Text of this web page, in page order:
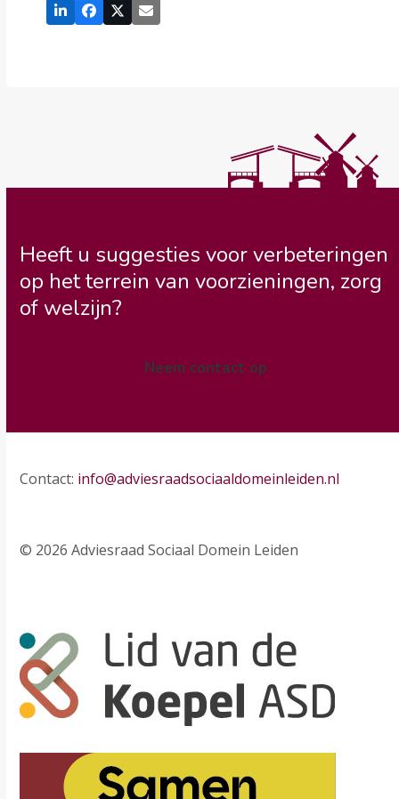
Heeft u suggesties voor verbeteringen
op het terrein van voorzieningen, zorg
of welzijn?
Neem contact op
Contact: info@adviesraadsociaaldomeinleiden.nl
© 2026 Adviesraad Sociaal Domein Leiden